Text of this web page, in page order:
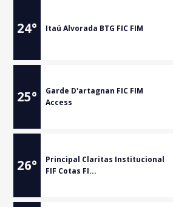
24° Itaú Alvorada BTG FIC FIM
25°
Garde D'artagnan FIC FIM
Access
26°
Principal Claritas Institucional
FIF Cotas FI...